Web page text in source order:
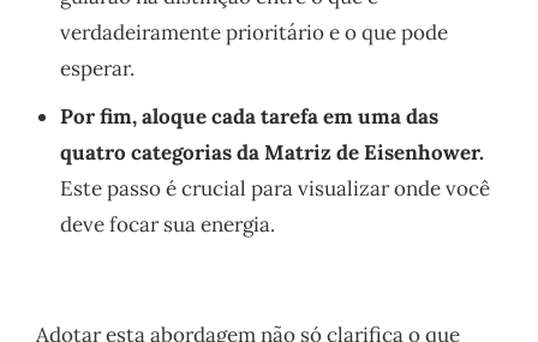
verdadeiramente prioritário e o que pode
esperar.
Por fim, aloque cada tarefa em uma das
quatro categorias da Matriz de Eisenhower.
Este passo é crucial para visualizar onde você
deve focar sua energia.
Adotar esta abordagem não só clarifica o que